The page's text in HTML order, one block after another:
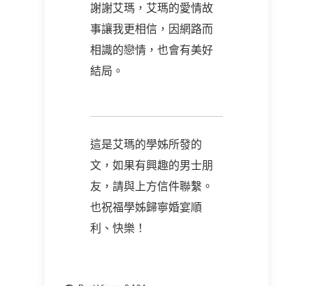
謝謝艾瑪，艾瑪的愛情故
事讓我更相信，因網路而
相識的戀情，也會有美好
結局。
這是艾瑪的學姊所發的
文，如果有興趣的男士朋
友，請與上方信件聯繫。
也祝福學姊歸寧婚宴順
利、快樂！